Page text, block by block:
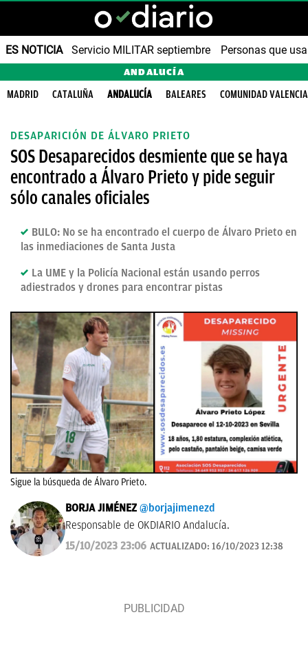
ES NOTICIA Servicio MILITAR septiembre Personas que
ANDALUCÍA
MADRID CATALUÑA ANDALUCÍA BALEARES COMUNIDAD
DESAPARICIÓN DE ÁLVARO PRIETO
SOS Desaparecidos desmiente que se haya
encontrado a Álvaro Prieto y pide seguir
sólo canales oficiales
BULO: No se ha encontrado el cuerpo de Álvaro Prieto en
las inmediaciones de Santa Justa
La UME y la Policía Nacional están usando perros
adiestrados y drones para encontrar pistas
Sigue la búsqueda de Álvaro Prieto.
BORJA JIMÉNEZ @borjajimenezd
Responsable de OKDIARIO Andalucía.
15/10/2023 23:06 ACTUALIZADO: 16/10/2023 12:38